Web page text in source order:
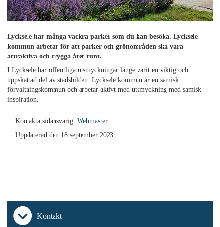
Lycksele har många vackra parker som du kan besöka. Lycksele
kommun arbetar för att parker och grönområden ska vara
attraktiva och trygga året runt.
I Lycksele har offentliga utsmyckningar länge varit en viktig och
uppskattad del av stadsbilden. Lycksele kommun är en samisk
förvaltningskommun och arbetar aktivt med utsmyckning med samisk
inspiration.
Kontakta sidansvarig: Webmaster
Uppdaterad den 18 september 2023
Kontakt